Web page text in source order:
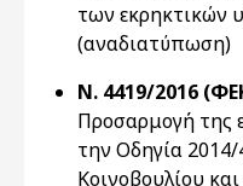
των εκρηκτικών
(αναδιατύπωση)
Ν. 4419/2016
Προσαρμογή της
την Οδηγία
Κοινοβουλίου